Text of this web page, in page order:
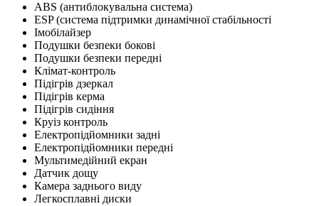
ABS (антиблокувальна система)
ESP (система підтримки динамічної стабільності
Імобілайзер
Подушки безпеки бокові
Подушки безпеки передні
Клімат-контроль
Підігрів дзеркал
Підігрів керма
Підігрів сидіння
Круіз контроль
Електропідйомники задні
Електропідйомники передні
Мультимедійний екран
Датчик дощу
Камера заднього виду
Легкосплавні диски